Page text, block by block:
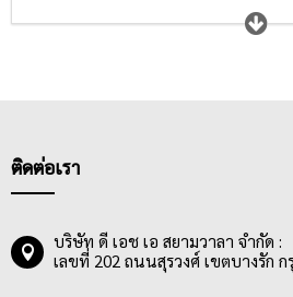
วาว เหนียวข้น สามารถสร้างงานเขียนได้
เป็นสีที่ให้ความคงทนมาก ทำให้ผลงานศิ
ศิลปินหรือผู้ใช้งานส่วนมากนิยมระบายสีน้
ติดต่อเรา
บริษัท ดี เอช เอ สยามวาลา จำกัด :
เลขที่ 202 ถนนสุรวงศ์ เขตบางรัก ก